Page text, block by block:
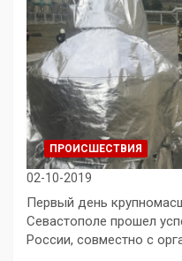
ПРОИСШЕСТВИЯ
02-10-2019
Первый день
Севастополе прошел
России, совместно с